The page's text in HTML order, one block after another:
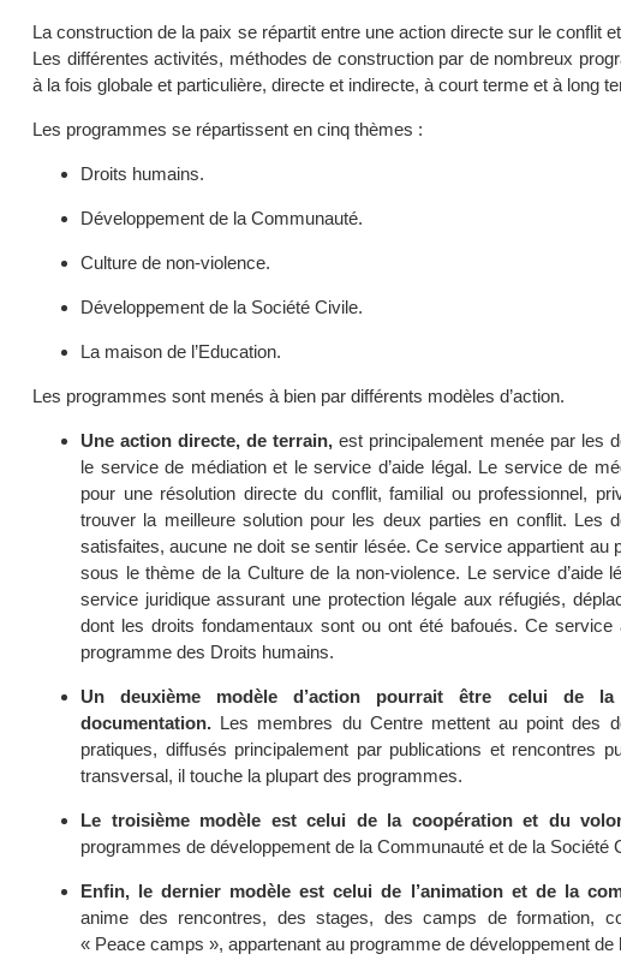
La construction de la paix se répartit entre une action directe sur le conflit
Les différentes activités, méthodes de construction par de nombreux
à la fois globale et particulière, directe et indirecte, à court terme et à long
Les programmes se répartissent en cinq thèmes :
Droits humains.
Développement de la Communauté.
Culture de non-violence.
Développement de la Société Civile.
La maison de l’Education.
Les programmes sont menés à bien par différents modèles d’action.
Une action directe, de terrain, est principalement menée par les
le service de médiation et le service d’aide légal. Le service de
pour une résolution directe du conflit, familial ou professionnel,
trouver la meilleure solution pour les deux parties en conflit. Les
satisfaites, aucune ne doit se sentir lésée. Ce service appartient au
sous le thème de la Culture de la non-violence. Le service d’aide
service juridique assurant une protection légale aux réfugiés,
dont les droits fondamentaux sont ou ont été bafoués. Ce service
programme des Droits humains.
Un deuxième modèle d’action pourrait être celui de
documentation. Les membres du Centre mettent au point des
pratiques, diffusés principalement par publications et rencontres
transversal, il touche la plupart des programmes.
Le troisième modèle est celui de la coopération et du
programmes de développement de la Communauté et de la Société
Enfin, le dernier modèle est celui de l’animation et de la
anime des rencontres, des stages, des camps de formation,
« Peace camps », appartenant au programme de développement de